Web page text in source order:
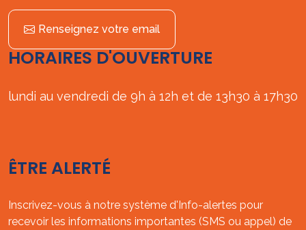
Renseignez votre email
HORAIRES D'OUVERTURE
lundi au vendredi de 9h à 12h et de 13h30 à 17h30
ÊTRE ALERTÉ
Inscrivez-vous à notre système d'Info-alertes pour
recevoir les informations importantes (SMS ou appel) de